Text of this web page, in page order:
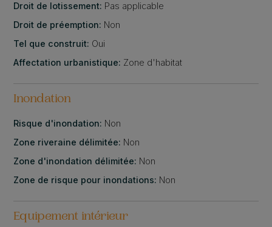
Droit de lotissement: Pas applicable
Droit de préemption: Non
Tel que construit: Oui
Affectation urbanistique: Zone d'habitat
Inondation
Risque d'inondation: Non
Zone riveraine délimitée: Non
Zone d'inondation délimitée: Non
Zone de risque pour inondations: Non
Equipement intérieur